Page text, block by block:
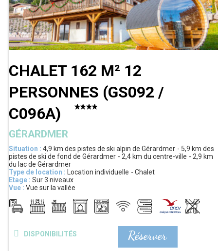
CHALET 162 M² 12
PERSONNES (GS092 /
C096A)
GÉRARDMER
Situation : 4,9 km des pistes de ski alpin de Gérardmer 5,9 km des
pistes de ski de fond de Gérardmer
2,4 km du centre-ville
2,9 km
du lac de Gérardmer
Type de location : Location individuelle
Chalet
Etage : Sur 3 niveaux
Vue : Vue sur la vallée
Réserver
DISPONIBILITÉS